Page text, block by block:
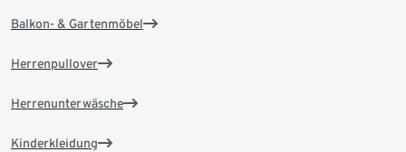
Balkon- & Gartenmöbel
Herrenpullover
Herrenunterwäsche
Kinderkleidung